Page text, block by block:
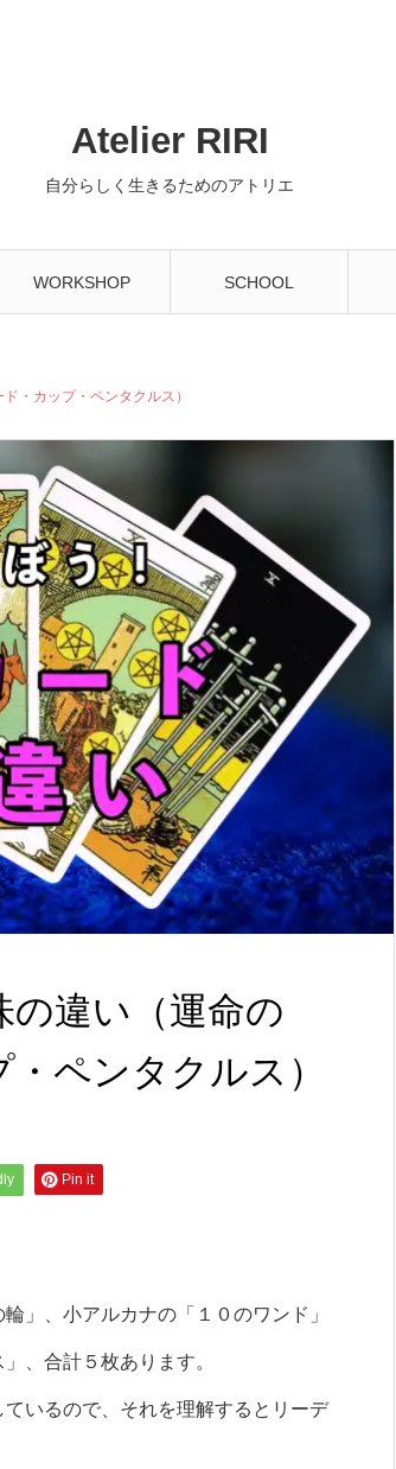
Atelier RIRI
自分らしく生きるためのアトリエ
WORKSHOP SCHOOL
・カップ・ペンタクルス）
の違い（運命の
ペンタクルス）
Pin it
」、小アルカナの「１０のワンド」
、合計５枚あります。
いるので、それを理解するとリーデ